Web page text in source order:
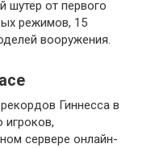
шутер от первого
режимов, 15
вооружения.
Гиннесса в
игроков,
сервере онлайн-